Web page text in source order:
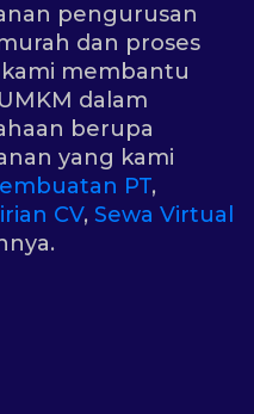
pengurusan
dan proses
membantu
dalam
berupa
yang kami
PT,
CV, Sewa Virtual